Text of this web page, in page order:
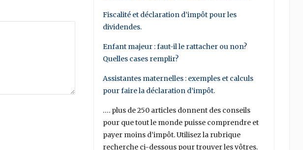
Fiscalité et déclaration d’impôt pour les
dividendes.
Enfant majeur : faut-il le rattacher ou non?
Quelles cases remplir?
Assistantes maternelles : exemples et calculs
pour faire la déclaration d’impôt.
…. plus de 250 articles donnent des conseils
pour que tout le monde puisse comprendre et
payer moins d’impôt. Utilisez la rubrique
recherche ci-dessous pour trouver les vôtres.